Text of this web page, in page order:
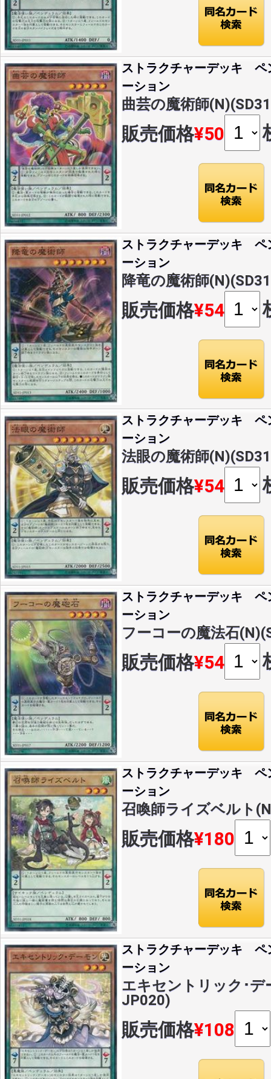
ストラクチャーデッキ ペ
ーション
曲芸の魔術師
販売価格¥50
ストラクチャーデッキ ペ
ーション
降竜の魔術師
販売価格¥54
ストラクチャーデッキ ペ
ーション
法眼の魔術師
販売価格¥54
ストラクチャーデッキ ペ
ーション
フーコーの魔法石
販売価格¥54
ストラクチャーデッキ ペ
ーション
召喚師ライズベルト
販売価格¥180
ストラクチャーデッキ ペ
ーション
エキセントリック･デ
JP020)
販売価格¥108